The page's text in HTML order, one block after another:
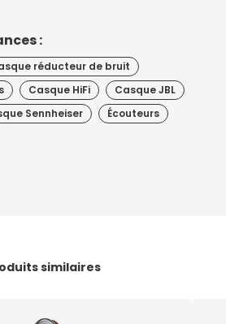
:
réducteur de bruit
Casque HiFi
Casque JBL
Sennheiser
Écouteurs
similaires